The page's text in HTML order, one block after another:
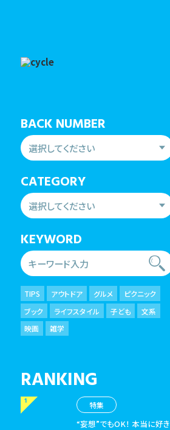
BACK NUMBER
CATEGORY
KEYWORD
TIPS アウトドア グルメ
ピクニック
ブック
ライフスタイル 子ども
文系
映画
雑学
RANKING
特集
“妄想”でもOK！ 本当に好き